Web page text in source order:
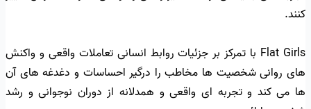
کنند.
Flat Girls با تمرکز بر جزئیات روابط انسانی تعاملات واقعی و واکنش
های روانی شخصیت ها مخاطب را درگیر احساسات و دغدغه های آن
ها می کند و تجربه ای واقعی و همدلانه از دوران نوجوانی و رشد